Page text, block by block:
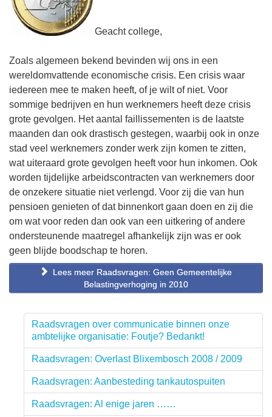
Geacht college,
Zoals algemeen bekend bevinden wij ons in een
wereldomvattende economische crisis. Een crisis waar
iedereen mee te maken heeft, of je wilt of niet. Voor
sommige bedrijven en hun werknemers heeft deze crisis
grote gevolgen. Het aantal faillissementen is de laatste
maanden dan ook drastisch gestegen, waarbij ook in onze
stad veel werknemers zonder werk zijn komen te zitten,
wat uiteraard grote gevolgen heeft voor hun inkomen. Ook
worden tijdelijke arbeidscontracten van werknemers door
de onzekere situatie niet verlengd. Voor zij die van hun
pensioen genieten of dat binnenkort gaan doen en zij die
om wat voor reden dan ook van een uitkering of andere
ondersteunende maatregel afhankelijk zijn was er ook
geen blijde boodschap te horen.
Lees meer Raadsvragen: Geen Gemeentelijke
Belastingverhoging in 2010
Raadsvragen over communicatie binnen onze
ambtelijke organisatie: Foutje? Bedankt!
Raadsvragen: Overlast Blixembosch 2008 / 2009
Raadsvragen: Aanbesteding tankautospuiten
Raadsvragen: Al enige jaren ……